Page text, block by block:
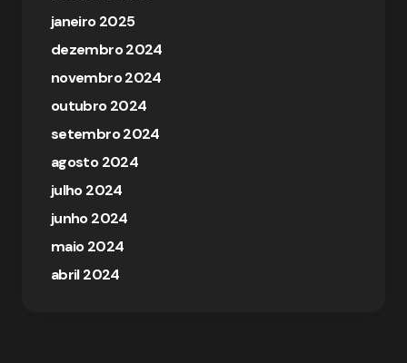
janeiro 2025
dezembro 2024
novembro 2024
outubro 2024
setembro 2024
agosto 2024
julho 2024
junho 2024
maio 2024
abril 2024